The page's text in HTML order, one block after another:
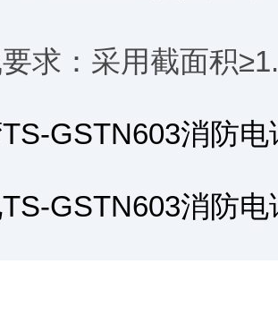
：采用截面积
GSTN603消防
GSTN603消防电